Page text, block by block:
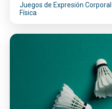
Juegos de Expresión
Física